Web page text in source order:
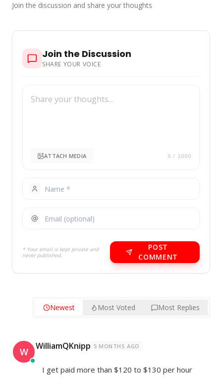
Join the discussion and share your thoughts
Join the Discussion
SHARE YOUR VOICE
ATTACH MEDIA 0 / 2000
* Your email is kept private and
never published.
POST
COMMENT
Newest Most Voted Most Replies
W WilliamQKnipp 5 MONTHS AGO
I get paid more than $120 to $130 per hour